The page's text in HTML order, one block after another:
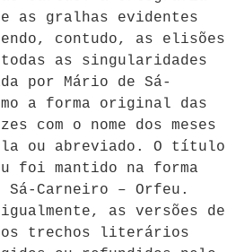
as gralhas evidentes
contudo, as elisões
as singularidades
por Mário de Sá-
a forma original das
com o nome dos meses
ou abreviado. O título
foi mantido na forma
Sá-Carneiro – Orfeu.
as versões de
trechos literários